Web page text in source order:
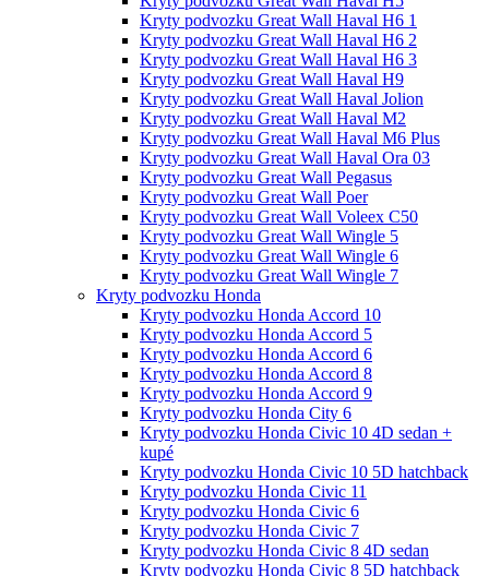
Kryty podvozku Great Wall Haval H6 1
Kryty podvozku Great Wall Haval H6 2
Kryty podvozku Great Wall Haval H6 3
Kryty podvozku Great Wall Haval H9
Kryty podvozku Great Wall Haval Jolion
Kryty podvozku Great Wall Haval M2
Kryty podvozku Great Wall Haval M6 Plus
Kryty podvozku Great Wall Haval Ora 03
Kryty podvozku Great Wall Pegasus
Kryty podvozku Great Wall Poer
Kryty podvozku Great Wall Voleex C50
Kryty podvozku Great Wall Wingle 5
Kryty podvozku Great Wall Wingle 6
Kryty podvozku Great Wall Wingle 7
Kryty podvozku Honda
Kryty podvozku Honda Accord 10
Kryty podvozku Honda Accord 5
Kryty podvozku Honda Accord 6
Kryty podvozku Honda Accord 8
Kryty podvozku Honda Accord 9
Kryty podvozku Honda City 6
Kryty podvozku Honda Civic 10 4D sedan +
kupé
Kryty podvozku Honda Civic 10 5D hatchback
Kryty podvozku Honda Civic 11
Kryty podvozku Honda Civic 6
Kryty podvozku Honda Civic 7
Kryty podvozku Honda Civic 8 4D sedan
Kryty podvozku Honda Civic 8 5D hatchback